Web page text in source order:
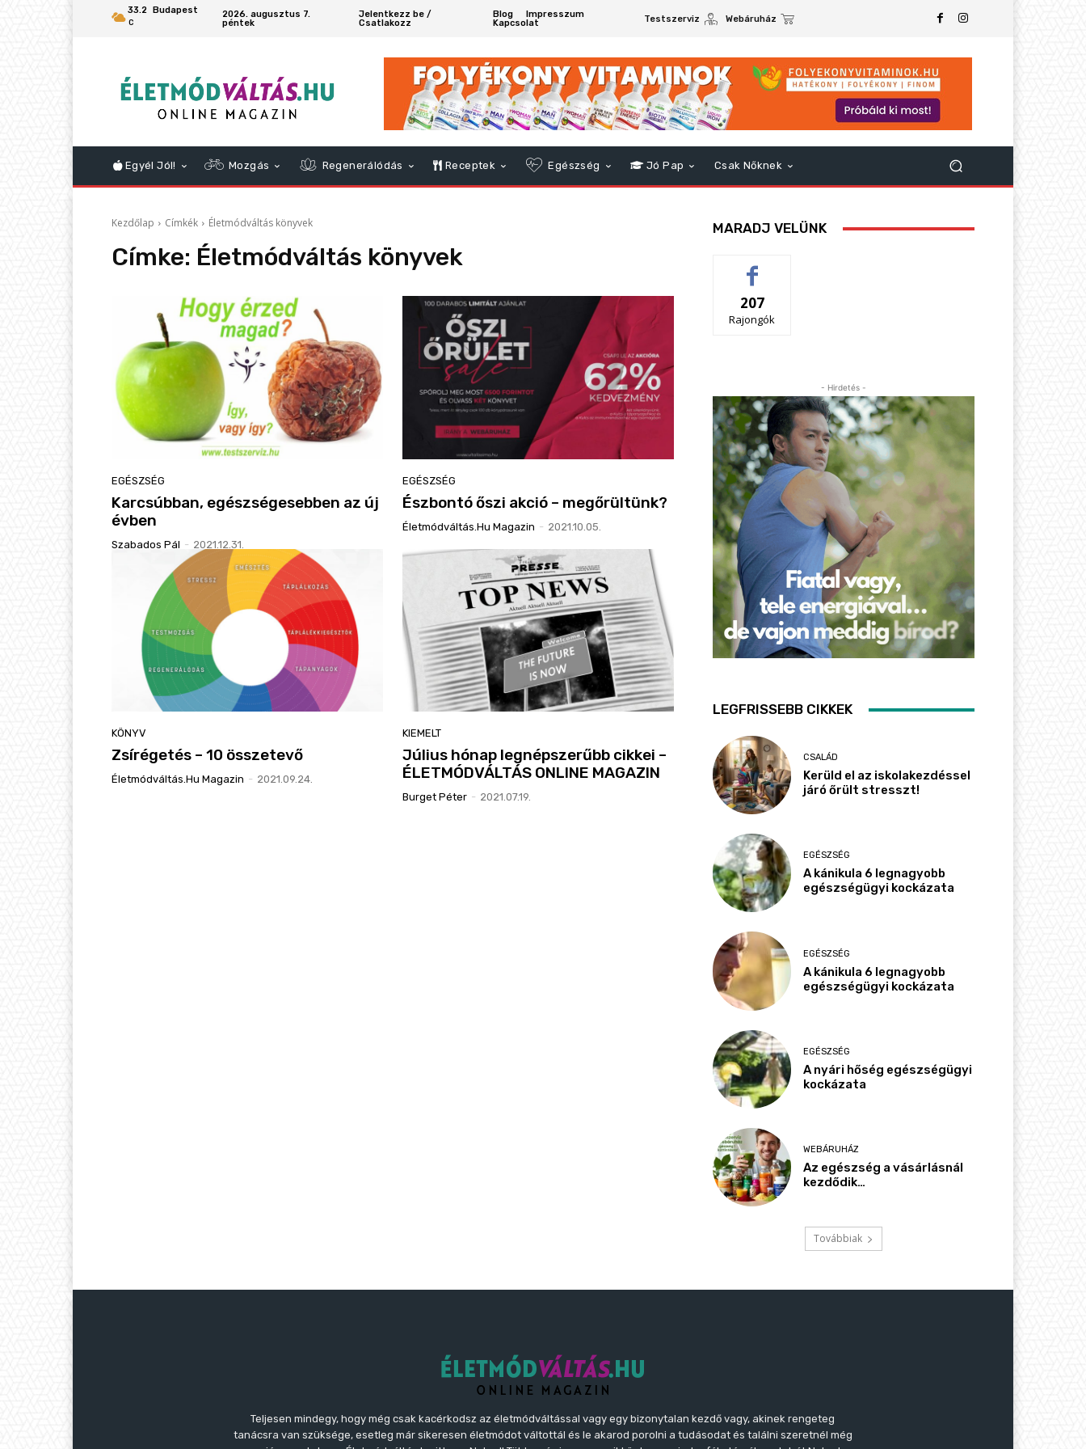
33.2
C
Budapest
2026. augusztus 7.
péntek
Jelentkezz be /
Csatlakozz
Blog
Impresszum
Kapcsolat
Testszerviz Webáruház
Egyél Jól! Mozgás Regenerálódás Receptek Egészség Jó Pap Csak Nőknek
Kezdőlap Címkék Életmódváltás könyvek
Címke: Életmódváltás könyvek
EGÉSZSÉG
Karcsúbban, egészségesebben az új
évben
Szabados Pál - 2021.12.31.
EGÉSZSÉG
Észbontó őszi akció – megőrültünk?
Életmódváltás.hu Magazin - 2021.10.05.
KÖNYV
Zsírégetés – 10 összetevő
Életmódváltás.hu Magazin - 2021.09.24.
KIEMELT
Július hónap legnépszerűbb cikkei –
ÉLETMÓDVÁLTÁS ONLINE MAGAZIN
Burget Péter - 2021.07.19.
MARADJ VELÜNK
207
Rajongók
- Hirdetés -
LEGFRISSEBB CIKKEK
CSALÁD
Kerüld el az iskolakezdéssel
járó őrült stresszt!
EGÉSZSÉG
A kánikula 6 legnagyobb
egészségügyi kockázata
EGÉSZSÉG
A kánikula 6 legnagyobb
egészségügyi kockázata
EGÉSZSÉG
A nyári hőség egészségügyi
kockázata
WEBÁRUHÁZ
Az egészség a vásárlásnál
kezdődik…
Továbbiak
Teljesen mindegy, hogy még csak kacérkodsz az életmódváltással vagy egy bizonytalan kezdő vagy, akinek rengeteg
tanácsra van szüksége, esetleg már sikeresen életmódot váltottál és le akarod porolni a tudásodat és találni szeretnél még